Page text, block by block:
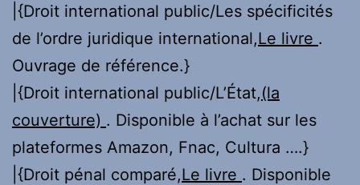
|{Droit international public/Les spécificités
de l’ordre juridique international,Le livre .
Ouvrage de référence.}
|{Droit international public/L’État,(la
couverture) . Disponible à l’achat sur les
plateformes Amazon, Fnac, Cultura ….}
|{Droit pénal comparé,Le livre . Disponible